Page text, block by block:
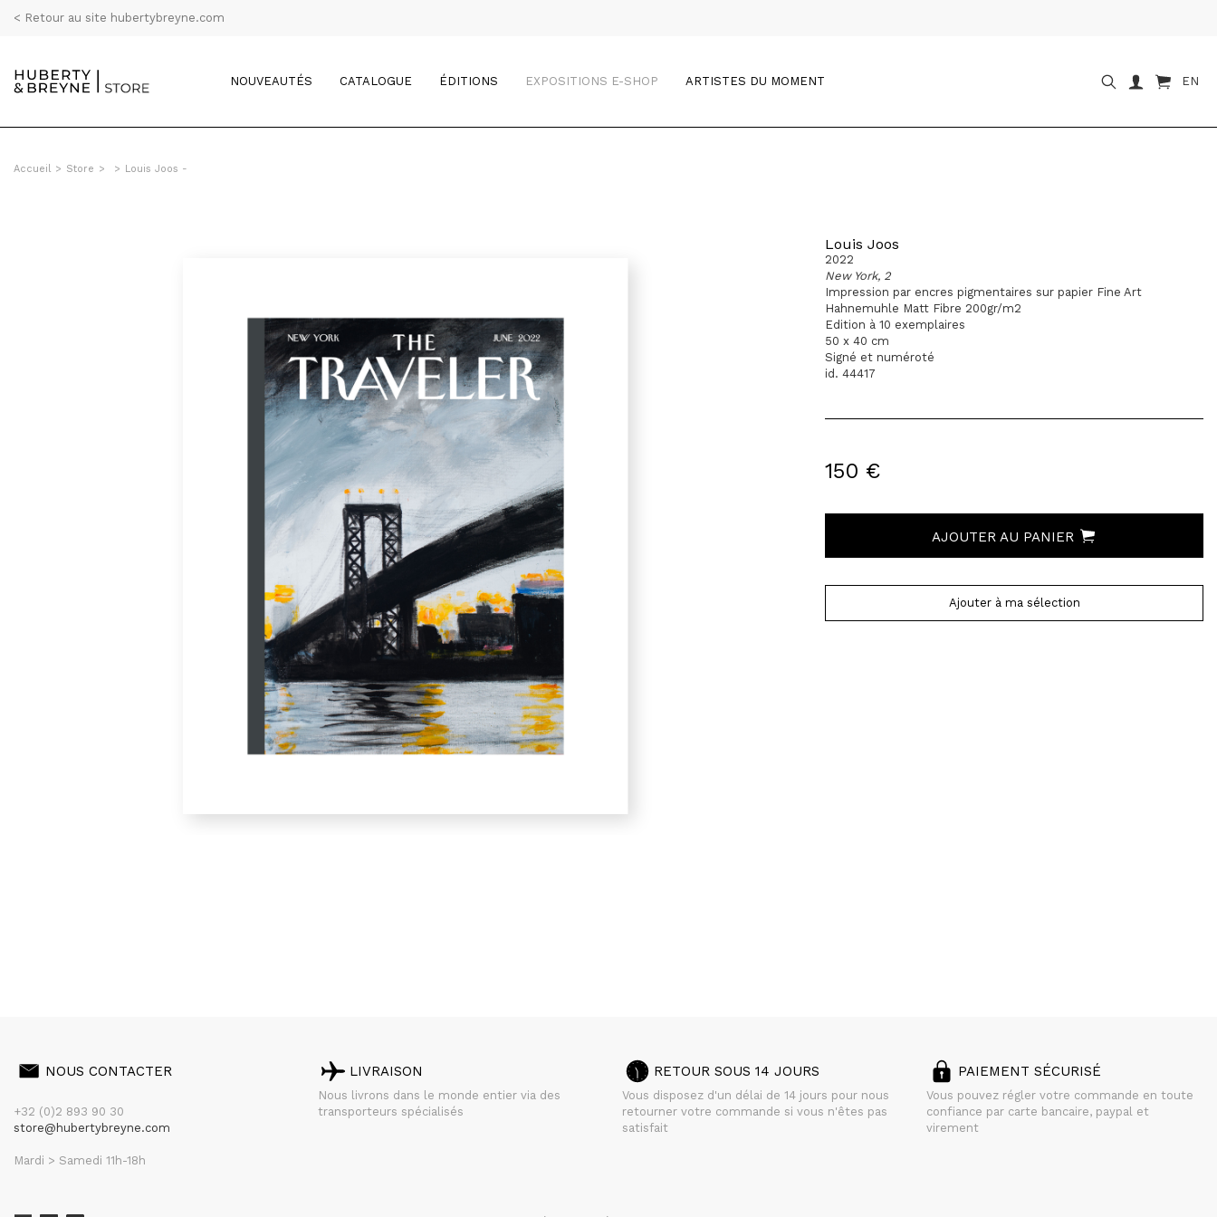
< Retour au site hubertybreyne.com
NOUVEAUTÉS CATALOGUE ÉDITIONS EXPOSITIONS E-SHOP ARTISTES DU MOMENT EN
Accueil > Store > > Louis Joos -
Louis Joos
2022
New York, 2
Impression par encres pigmentaires sur papier Fine Art
Hahnemuhle Matt Fibre 200gr/m2
Edition à 10 exemplaires
50 x 40 cm
Signé et numéroté
id. 44417
150 €
AJOUTER AU PANIER
Ajouter à ma sélection
NOUS CONTACTER
+32 (0)2 893 90 30
store@hubertybreyne.com
Mardi > Samedi 11h-18h
LIVRAISON
Nous livrons dans le monde entier via des
transporteurs spécialisés
RETOUR SOUS 14 JOURS
Vous disposez d'un délai de 14 jours pour nous
retourner votre commande si vous n'êtes pas
satisfait
PAIEMENT SÉCURISÉ
Vous pouvez régler votre commande en toute
confiance par carte bancaire, paypal et
virement